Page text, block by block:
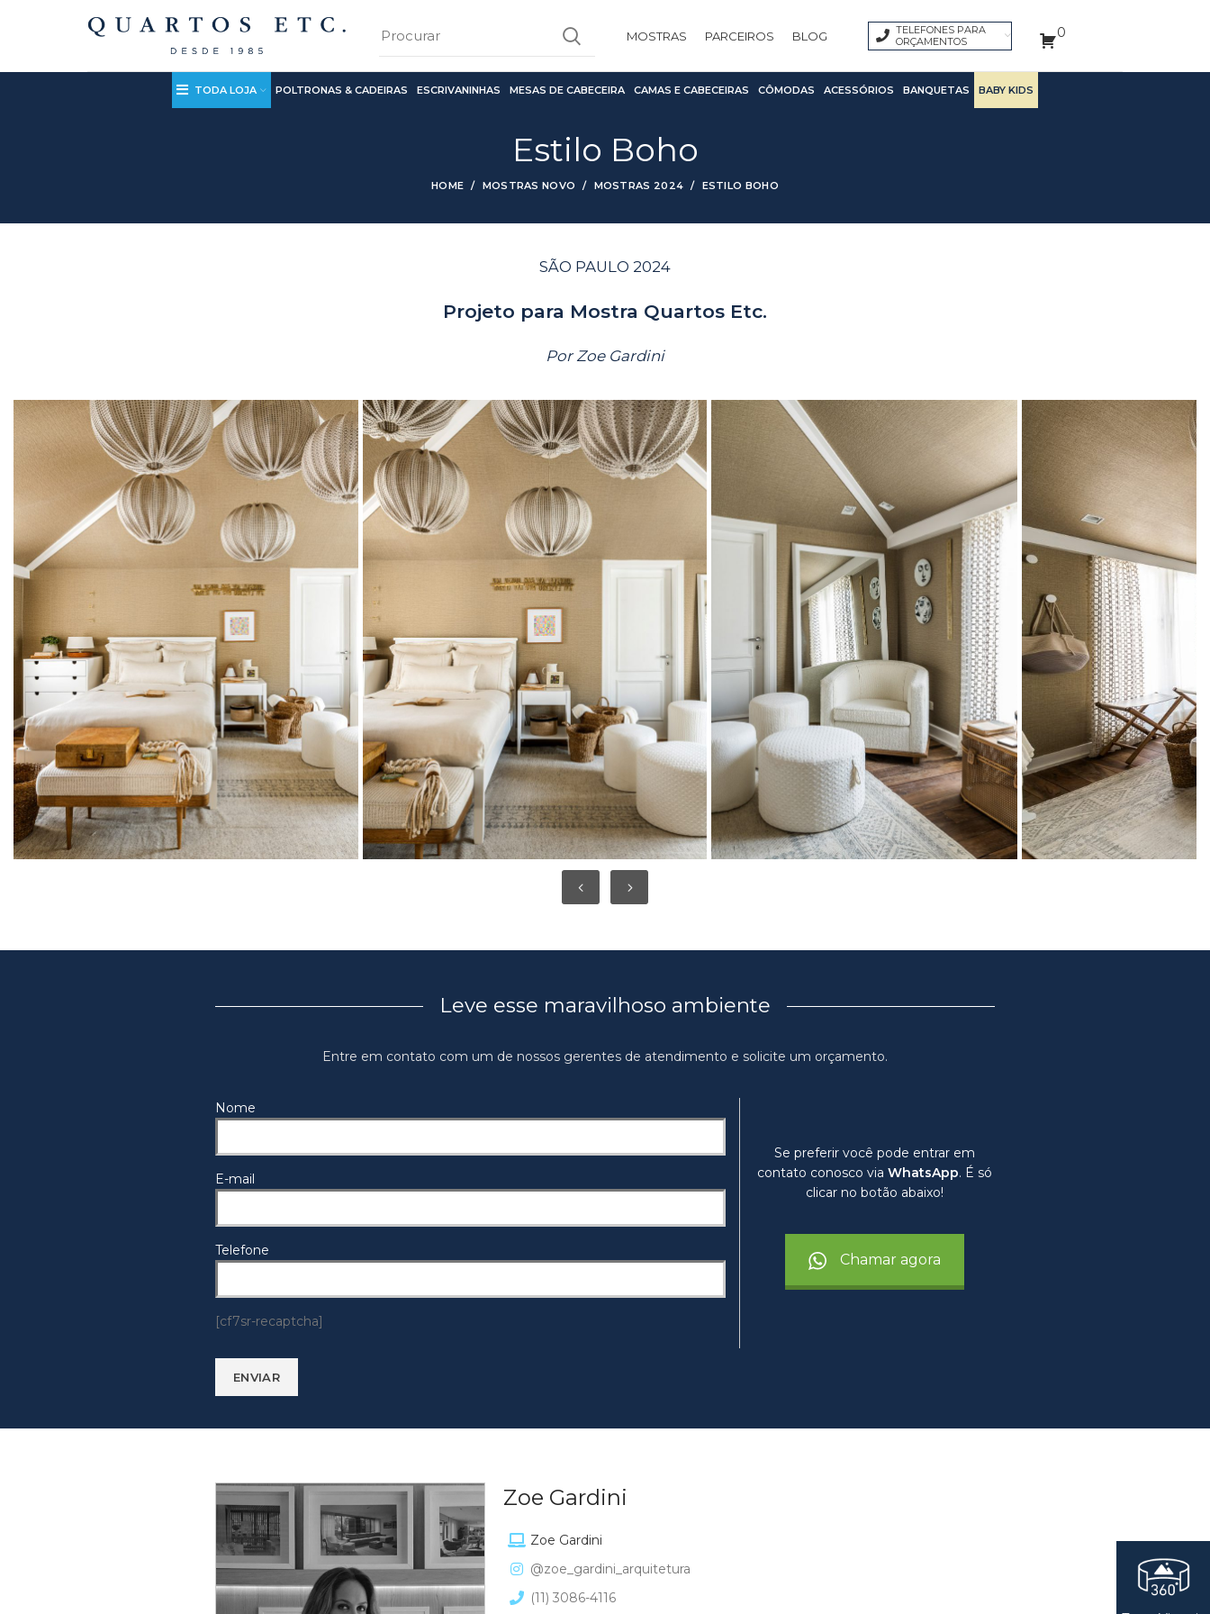
MOSTRAS PARCEIROS BLOG
TELEFONES PARA
ORÇAMENTOS
0
TODA LOJA POLTRONAS & CADEIRAS ESCRIVANINHAS MESAS DE CABECEIRA CAMAS E CABECEIRAS CÔMODAS ACESSÓRIOS BANQUETAS BABY KIDS
Estilo Boho
HOME MOSTRAS NOVO MOSTRAS 2024 ESTILO BOHO
SÃO PAULO 2024
Projeto para Mostra Quartos Etc.
Por Zoe Gardini
Leve esse maravilhoso ambiente
Entre em contato com um de nossos gerentes de atendimento e solicite um orçamento.
Nome
E-mail
Telefone
[cf7sr-recaptcha]
Se preferir você pode entrar em
contato conosco via WhatsApp. É só
clicar no botão abaixo!
Chamar agora
Zoe Gardini
Zoe Gardini
@zoe_gardini_arquitetura
(11) 3086-4116